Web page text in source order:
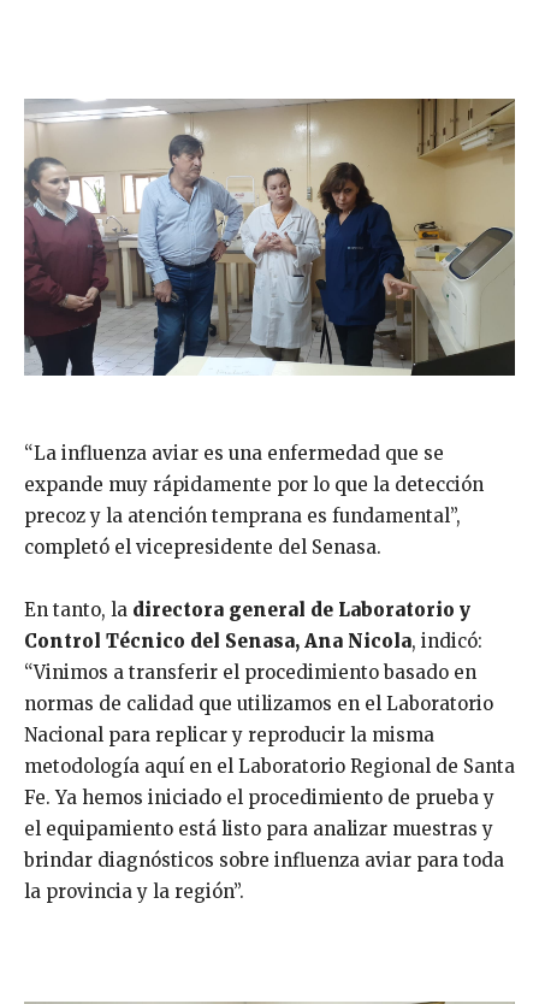
“La influenza aviar es una enfermedad que se
expande muy rápidamente por lo que la detección
precoz y la atención temprana es fundamental”,
completó el vicepresidente del Senasa.
En tanto, la directora general de Laboratorio y
Control Técnico del Senasa, Ana Nicola, indicó:
“Vinimos a transferir el procedimiento basado en
normas de calidad que utilizamos en el Laboratorio
Nacional para replicar y reproducir la misma
metodología aquí en el Laboratorio Regional de Santa
Fe. Ya hemos iniciado el procedimiento de prueba y
el equipamiento está listo para analizar muestras y
brindar diagnósticos sobre influenza aviar para toda
la provincia y la región”.